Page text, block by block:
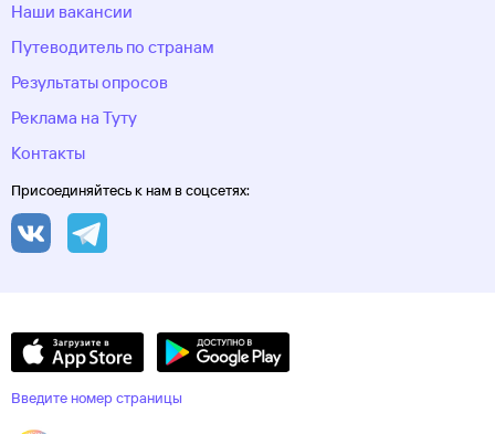
Наши вакансии
Путеводитель по странам
Результаты опросов
Реклама на Туту
Контакты
Присоединяйтесь к нам в соцсетях:
Введите номер страницы